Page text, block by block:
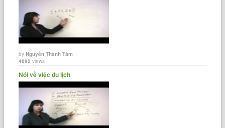
byNguyễn Thành Tâm
4692 views
Nói về việc du lịch